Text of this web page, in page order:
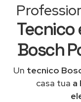
Bosch
Un tecnico
casa tua a